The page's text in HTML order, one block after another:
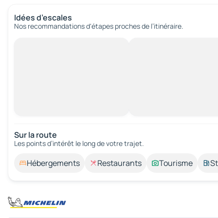
Idées d’escales
Nos recommandations d'étapes proches de l’itinéraire.
Sur la route
Les points d’intérêt le long de votre trajet.
Hébergements Restaurants Tourisme